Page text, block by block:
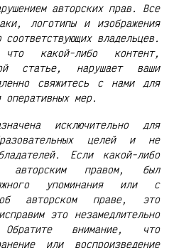
авторских прав. Все
логотипы и изображения
соответствующих владельцев.
какой-либо контент,
статье, нарушает ваши
свяжитесь с нами для
оперативных мер.
исключительно для
целей и не
Если какой-либо
авторским правом, был
упоминания или с
авторском праве, это
это незамедлительно
внимание, что
или воспроизведение